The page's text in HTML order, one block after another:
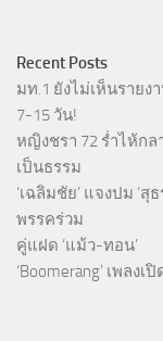
Recent Posts
มท.1 ยังไม่เห็นรายง
7-15 วัน!
หญิงชรา 72 ร่ำไห้กล
เป็นธรรม
‘เฉลิมชัย’ แจงปม ‘
พรรคร่วม
คู่แฝด ‘แม้ว-ทอน’
‘Boomerang’ เพลง